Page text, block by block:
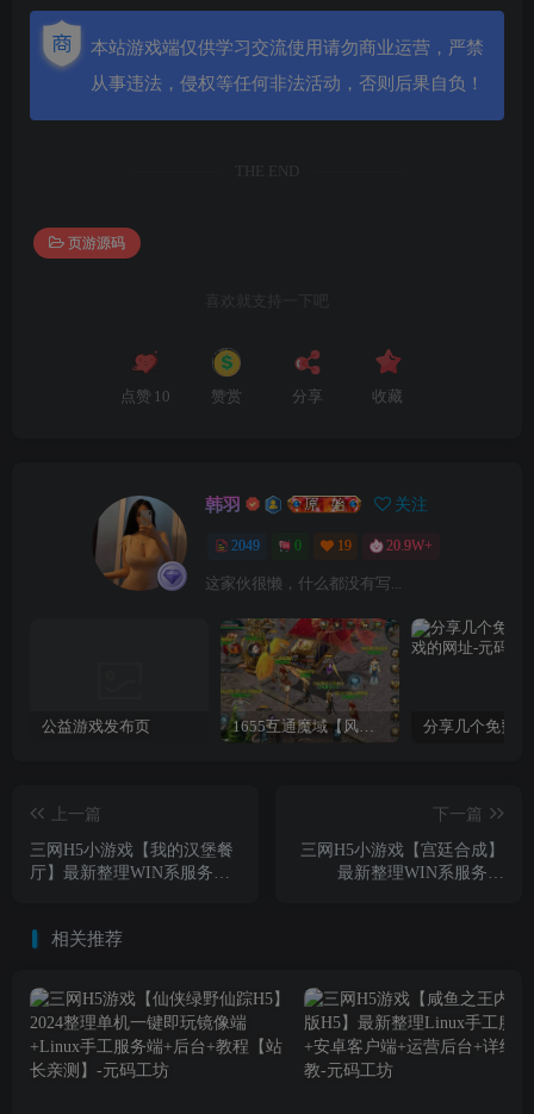
本站游戏端仅供学习交流使用请勿商业运营，严禁
从事违法，侵权等任何非法活动，否则后果自负！
THE END
页游源码
喜欢就支持一下吧
点赞 10 赞赏 分享 收藏
韩羽 关注
2049 0 19 20.9W+
这家伙很懒，什么都没有写...
公益游戏发布页
上一篇
三网H5小游戏【我的汉堡餐
厅】最新整理WIN系服务端
下一篇
三网H5小游戏【宫廷合成】
最新整理WIN系服务端
相关推荐